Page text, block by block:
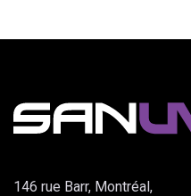
146 rue Barr, Montréal,